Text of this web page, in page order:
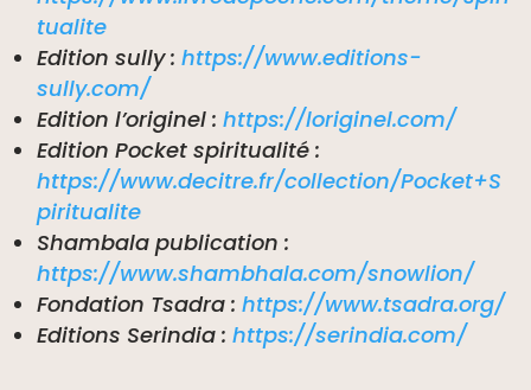
tualite
Edition sully :https://www.editions-
sully.com/
Edition l’originel :https://loriginel.com/
Edition Pocket spiritualité :
https://www.decitre.fr/collection/Pocket+S
piritualite
Shambala publication :
https://www.shambhala.com/snowlion/
Fondation Tsadra :https://www.tsadra.org/
Editions Serindia :https://serindia.com/